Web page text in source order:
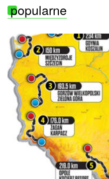
„Solidarność” Zielona Góra
popularne